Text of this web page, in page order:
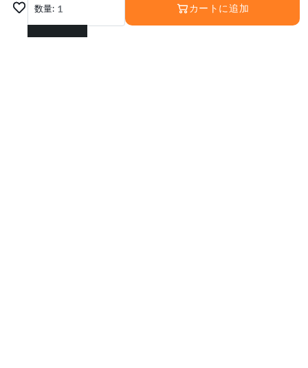
数量: 1
1
カートに追加